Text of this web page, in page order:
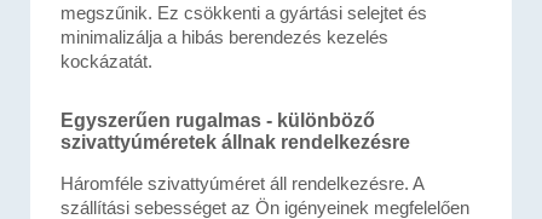
megszűnik. Ez csökkenti a gyártási selejtet és
minimalizálja a hibás berendezés kezelés
kockázatát.
Egyszerűen rugalmas - különböző
szivattyúméretek állnak rendelkezésre
Háromféle szivattyúméret áll rendelkezésre. A
szállítási sebességet az Ön igényeinek megfelelően